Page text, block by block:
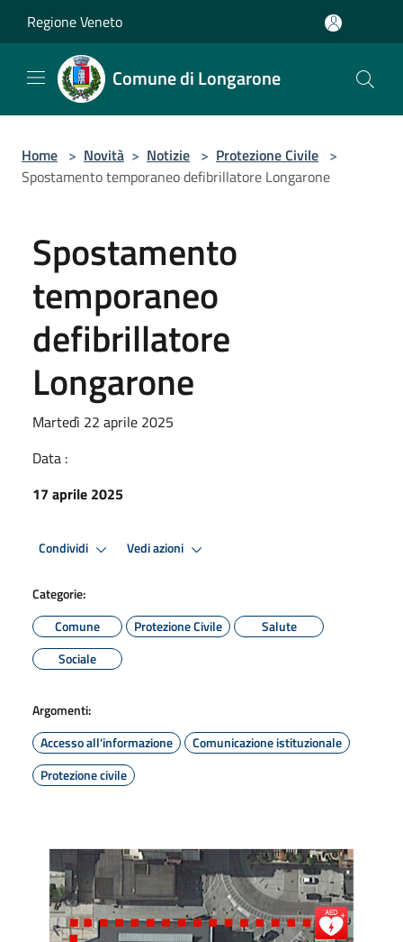
Regione Veneto
Comune di Longarone
Home > Novità > Notizie > Protezione Civile >
Spostamento temporaneo defibrillatore Longarone
Spostamento
temporaneo
defibrillatore
Longarone
Martedì 22 aprile 2025
Data :
17 aprile 2025
Condividi Vedi azioni
Categorie:
Comune
Protezione Civile
Salute
Sociale
Argomenti:
Accesso all'informazione
Comunicazione istituzionale
Protezione civile